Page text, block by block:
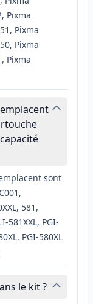
Pixma
Pixma
Pixma
Pixma
sont
581,
581XXL, PGI-
PGI-580XL
le kit ?